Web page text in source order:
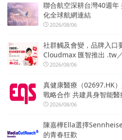
聯合航空深耕台灣40週
化全球航網連結
2026/08/06
社群觸及會變，品牌入口
Cloudmax 匯智推出 .tw
2026/08/06
真健康醫療（02697.HK
戰略合作 共建具身智能
2026/08/06
陳嘉樺Ella選擇
的青春狂歡